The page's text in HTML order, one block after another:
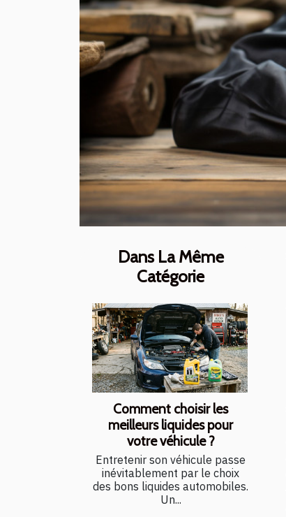
Dans La Même
Catégorie
Comment choisir les
meilleurs liquides pour
votre véhicule ?
Entretenir son véhicule passe
inévitablement par le choix
des bons liquides automobiles.
Un...